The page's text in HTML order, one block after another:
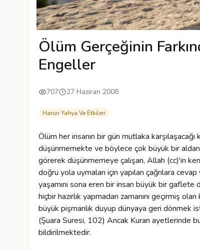
Ölüm Gerçeğinin
Engeller
707 27 Haziran 2008
Harun Yahya Ve Etkileri
Ölüm her insanın bir gün mutlaka
düşünmemekte ve böylece çok büyük bir
görerek düşünmemeye çalışan, Allah (cc)'ın
doğru yola uymaları için yapılan çağrılara
yaşamını sona eren bir insan büyük bir
hiçbir hazırlık yapmadan zamanını geçirmiş
büyük pişmanlık duyup dünyaya geri dönmek
(Şuara Suresi, 102) Ancak Kuran ayetlerinde
bildirilmektedir.